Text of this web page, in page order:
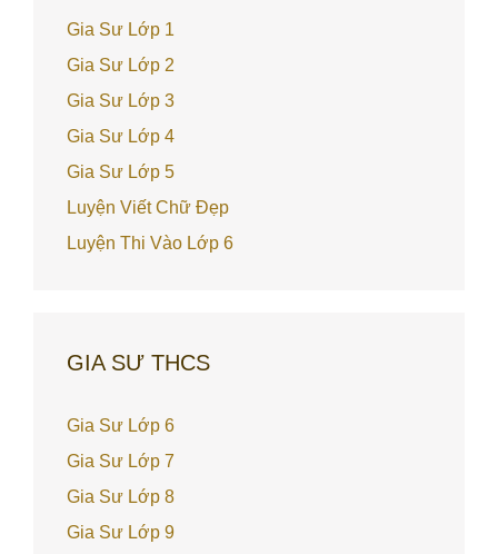
Gia Sư Lớp 1
Gia Sư Lớp 2
Gia Sư Lớp 3
Gia Sư Lớp 4
Gia Sư Lớp 5
Luyện Viết Chữ Đẹp
Luyện Thi Vào Lớp 6
GIA SƯ THCS
Gia Sư Lớp 6
Gia Sư Lớp 7
Gia Sư Lớp 8
Gia Sư Lớp 9